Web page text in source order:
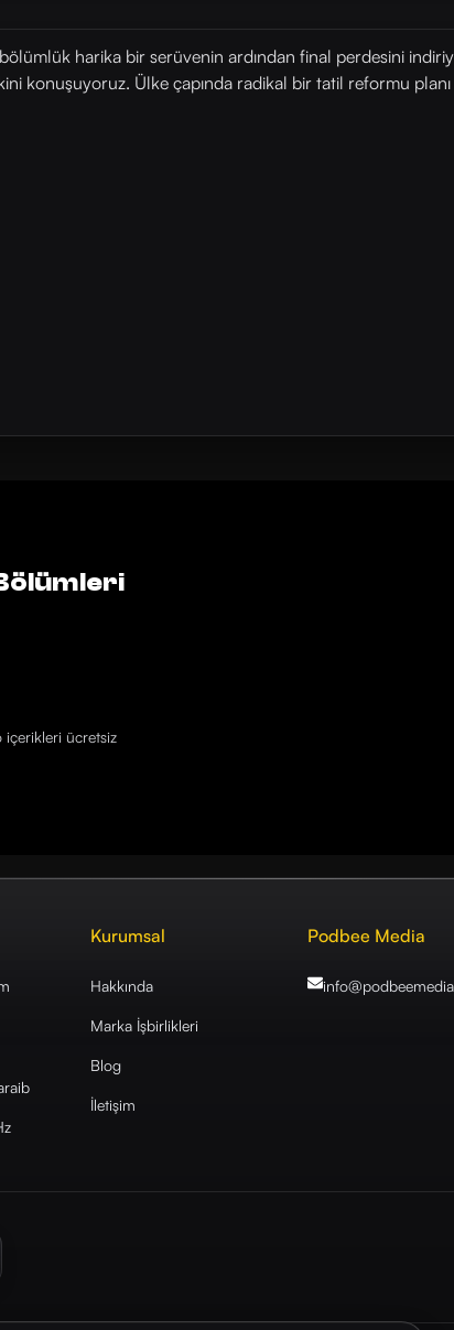
harika bir serüvenin ardından final perdesini
konuşuyoruz. Ülke çapında radikal bir tatil reformu planı
içerikleri ücretsiz
Kurumsal
Hakkında
Marka İşbirlikleri
Blog
İletişim
Podbee Media
info@podbeemedia